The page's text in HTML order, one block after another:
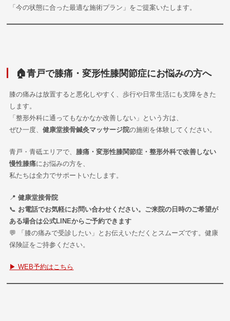
「今の状態に合った最適な施術プラン」をご提案いたします。
🏠青戸で膝痛・変形性膝関節症にお悩みの方へ
膝の痛みは放置すると悪化しやすく、歩行や日常生活にも支障をきた
します。
「整形外科に通ってもなかなか改善しない」という方は、
ぜひ一度、健康堂接骨鍼灸マッサージ院の施術を体験してください。
青戸・青砥エリアで、 膝痛・変形性膝関節症・整形外科で改善しない
慢性膝痛にお悩みの方を、
私たちは全力でサポートいたします。
📍健康堂接骨院
📞 お電話でお気軽にお問い合わせください。ご来院の日時のご希望が
ある場合は公式LINEからご予約できます
💬 「膝の痛みで受診したい」とお伝えいただくとスムーズです。健康
保険証をご持参ください。
▶ WEB予約はこちら